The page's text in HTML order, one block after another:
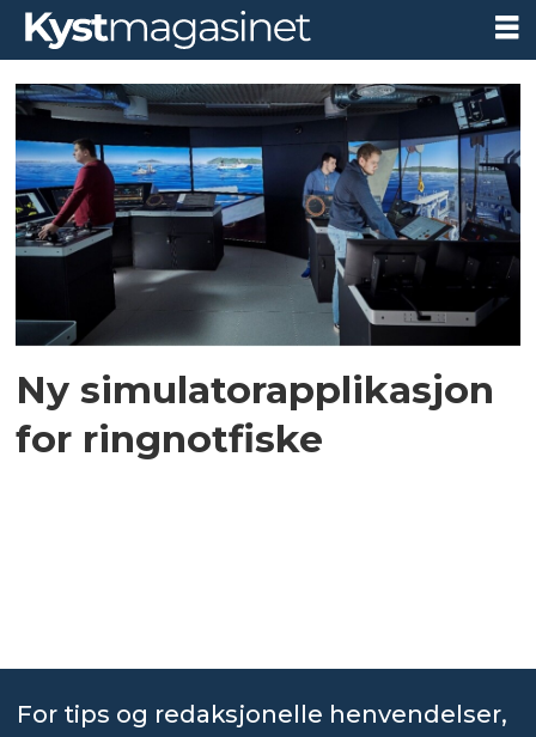
Tag:
simulator
Ny simulatorapplikasjon
for ringnotfiske
For tips og redaksjonelle henvendelser,